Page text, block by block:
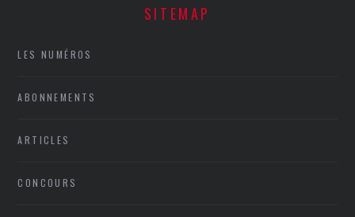
SITEMAP
LES NUMÉROS
ABONNEMENTS
ARTICLES
CONCOURS